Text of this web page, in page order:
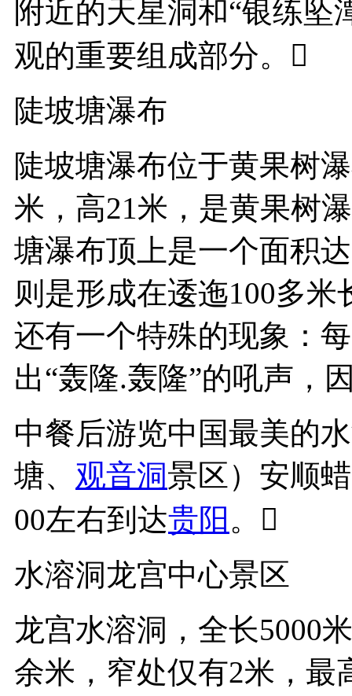
附近的天星洞和“银练坠
观的重要组成部分。
陡坡塘瀑布
陡坡塘瀑布位于黄果树
米，高21米，是黄果树
塘瀑布顶上是一个面积
则是形成在逶迤100多
还有一个特殊的现象：
出“轰隆.轰隆”的吼声，
中餐后游览中国最美的
塘、 观音洞景区）安顺
00左右到达贵阳 。
水溶洞龙宫中心景区
龙宫水溶洞，全长5000
余米，窄处仅有2米，最